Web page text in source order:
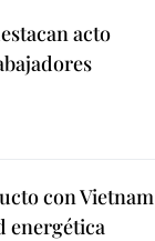
acto
con Vietnam
energética